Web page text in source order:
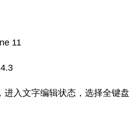
11
入文字编辑状态，选择全键盘